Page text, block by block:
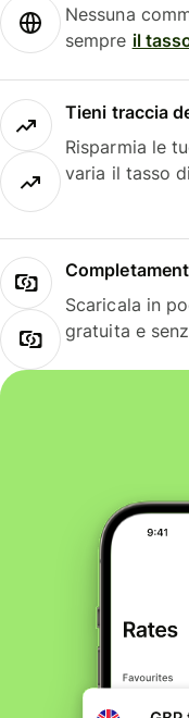
Nessuna
sempre il
Tieni traccia
Risparmia le
varia il tasso
Scaricala in
gratuita e